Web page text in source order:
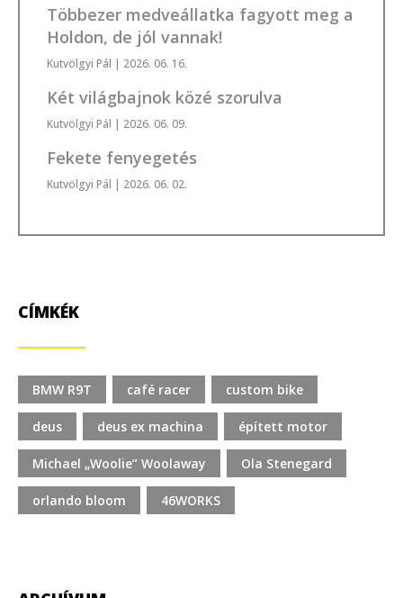
Többezer medveállatka fagyott meg a
Holdon, de jól vannak!
Kutvölgyi Pál | 2026. 06. 16.
Két világbajnok közé szorulva
Kutvölgyi Pál | 2026. 06. 09.
Fekete fenyegetés
Kutvölgyi Pál | 2026. 06. 02.
CÍMKÉK
BMW R9T café racer custom bike
deus deus ex machina épített motor
Michael „Woolie” Woolaway Ola Stenegard
orlando bloom 46WORKS